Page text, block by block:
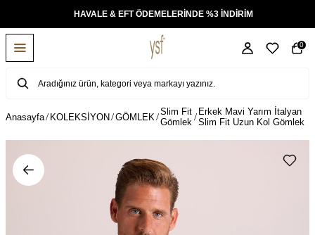
HAVALE & EFT ÖDEMELERİNDE %3 İNDİRİM
0
Anasayfa KOLEKSİYON GÖMLEK Slim Fit
Gömlek
Erkek Mavi Yarım İtalyan
Slim Fit Uzun Kol Gömlek